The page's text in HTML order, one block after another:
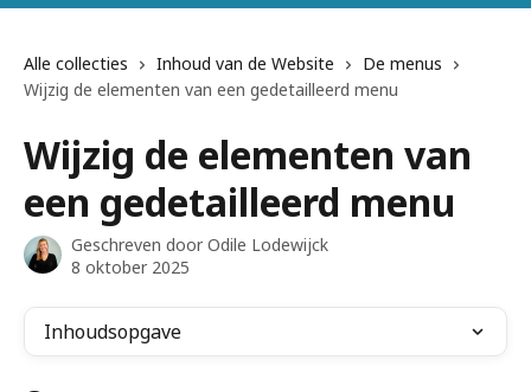
Alle collecties Inhoud van de Website
De menus
Wijzig de elementen van een gedetailleerd menu
Wijzig de elementen van
een gedetailleerd menu
Geschreven door Odile Lodewijck
8 oktober 2025
Inhoudsopgave